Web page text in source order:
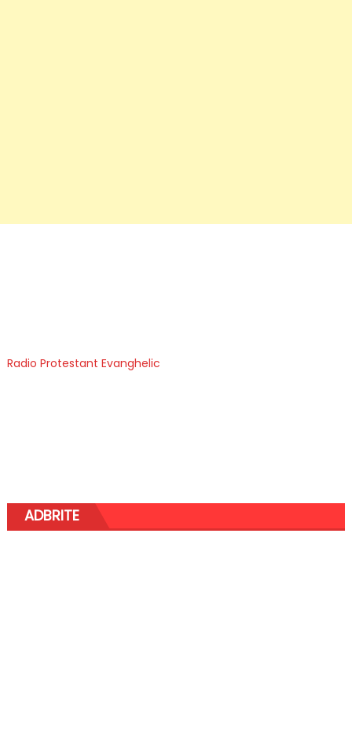
Radio Protestant Evanghelic
ADBRITE